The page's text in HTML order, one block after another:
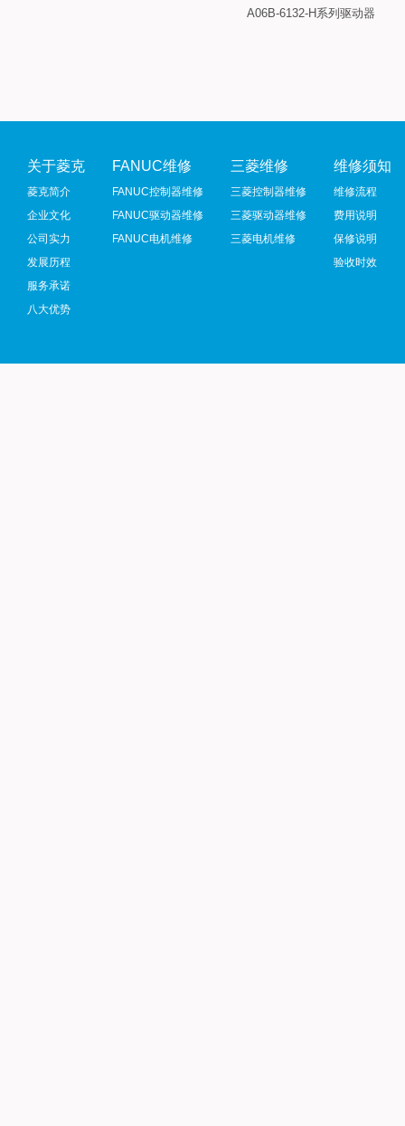
A06B-6132-H系列驱动器
关于菱克
菱克简介
企业文化
公司实力
发展历程
服务承诺
八大优势
FANUC维修
FANUC控制器维修
FANUC驱动器维修
FANUC电机维修
三菱维修
三菱控制器维修
三菱驱动器维修
三菱电机维修
维修须知
维修流程
费用说明
保修说明
验收时效